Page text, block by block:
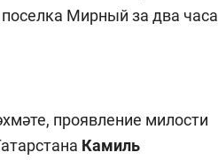
Мирный за два часа
проявление милости
Камиль